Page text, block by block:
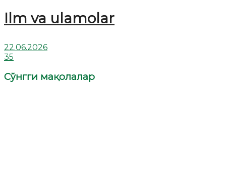
Ilm va ulamolar
22.06.2026
35
Сўнгги мақолалар